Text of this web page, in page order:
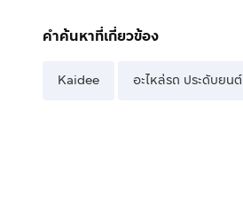
คำค้นหาที่เกี่ยวข้อง
Kaidee อะไหล่รถ ประดับยนต์